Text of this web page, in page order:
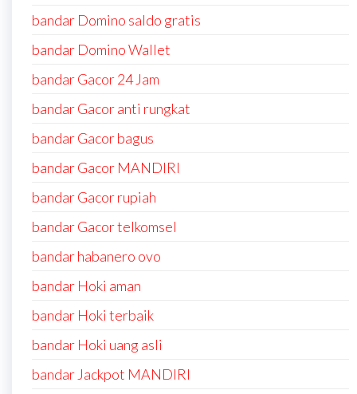
bandar Domino saldo gratis
bandar Domino Wallet
bandar Gacor 24 Jam
bandar Gacor anti rungkat
bandar Gacor bagus
bandar Gacor MANDIRI
bandar Gacor rupiah
bandar Gacor telkomsel
bandar habanero ovo
bandar Hoki aman
bandar Hoki terbaik
bandar Hoki uang asli
bandar Jackpot MANDIRI